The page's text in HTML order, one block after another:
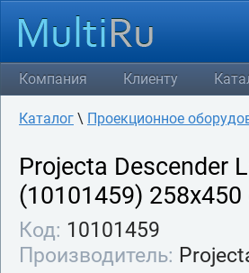
Компания Клиенту
Каталог \ Проекционное
Projecta Descender
(10101459)
Код: 10101459
Производитель: